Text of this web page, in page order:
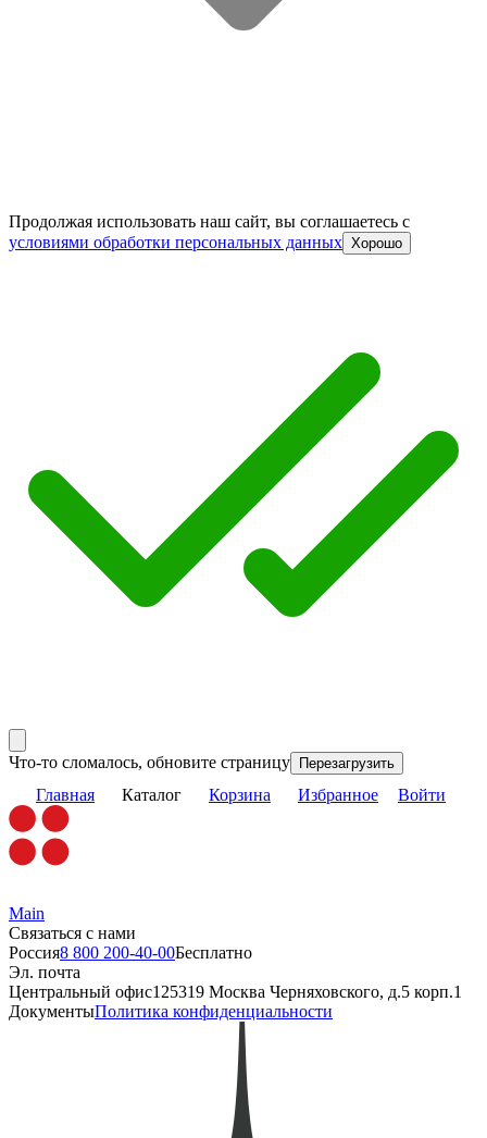
Продолжая использовать наш сайт, вы соглашаетесь c
условиями обработки персональных данных Хорошо
Что-то сломалось, обновите страницу Перезагрузить
Главная Каталог Корзина Избранное Войти
Main
Связаться с нами
Россия8 800 200-40-00Бесплатно
Эл. почта
Центральный офис125319 Москва Черняховского, д.5 корп.1
ДокументыПолитика конфиденциальности